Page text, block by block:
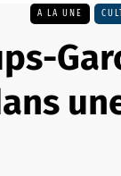
A LA UNE